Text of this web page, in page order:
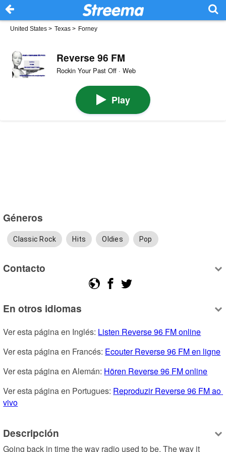
United States > Texas > Forney
Reverse 96 FM
Rockin Your Past Off · Web
Play
Géneros
Classic Rock Hits Oldies Pop
Contacto
En otros idiomas
Ver esta página en Inglés: Listen Reverse 96 FM online
Ver esta página en Francés: Ecouter Reverse 96 FM en ligne
Ver esta página en Alemán: Hören Reverse 96 FM online
Ver esta página en Portugues: Reproduzir Reverse 96 FM ao
vivo
Descripción
Going back in time the way radio used to be. The way it